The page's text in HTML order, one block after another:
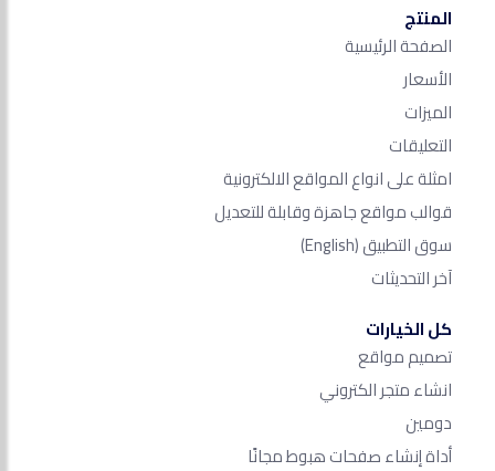
المنتج
الصفحة الرئيسية
الأسعار
الميزات
التعليقات
امثلة على انواع المواقع الالكترونية
قوالب مواقع جاهزة وقابلة للتعديل
سوق التطبيق(English)
آخر التحديثات
كل الخيارات
تصميم مواقع
انشاء متجر الكتروني
دومين
أداة إنشاء صفحات هبوط مجانًا